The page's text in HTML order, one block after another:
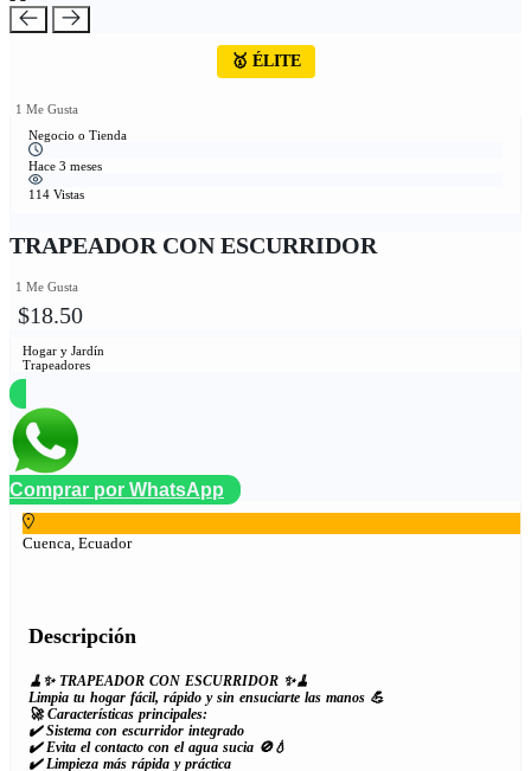
🥇 ÉLITE
1 Me Gusta
Negocio o Tienda
Hace 3 meses
114 Vistas
TRAPEADOR CON ESCURRIDOR
1 Me Gusta
$18.50
Hogar y Jardín
Trapeadores
Comprar por WhatsApp
Cuenca, Ecuador
Descripción
🧹✨ TRAPEADOR CON ESCURRIDOR ✨🧹
Limpia tu hogar fácil, rápido y sin ensuciarte las manos 💪
🚀 Características principales:
✔️ Sistema con escurridor integrado
✔️ Evita el contacto con el agua sucia 🚫💧
✔️ Limpieza más rápida y práctica